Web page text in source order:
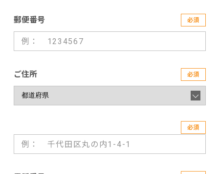
郵便番号 必須
ご住所 必須
必須